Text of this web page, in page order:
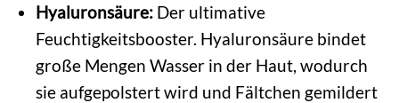
Hyaluronsäure:Der ultimative
Feuchtigkeitsbooster. Hyaluronsäure bindet
große Mengen Wasser in der Haut, wodurch
sie aufgepolstert wird und Fältchen gemildert